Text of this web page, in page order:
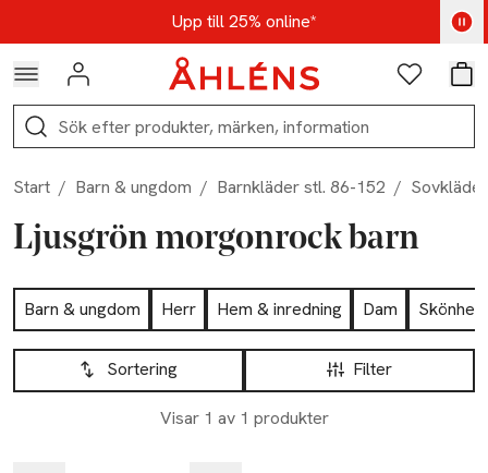
Hoppa till navigationsmenynUpp till 25% online*
Kod: AUG25 - Shoppa nu
Logga in Favoriter
Sök
Start / Barn & ungdom / Barnkläder stl. 86-152 /
Ljusgrön morgonrock barn
Hoppa till produktsidan
Barn & ungdom Herr Hem & inredning Dam
Skönhet
Hoppa till produktsidan
Filter
Sortering
Visar 1 av 1 produkter
Lista över produkter